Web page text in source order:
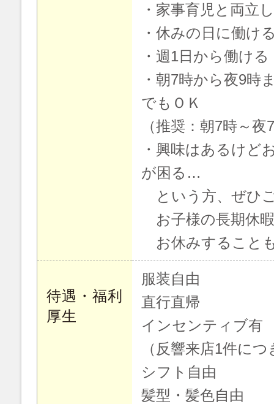
・家事育児と両立
・休みの日に働け
・週1日から働ける
・朝7時から夜9時
でもＯＫ
（推奨：朝7時～夜
・興味はあるけど
が困る…
という方、ぜひ
お子様の長期休
お休みすること
待遇・福利
厚生
服装自由
直行直帰
インセンティブ有
（反響来店1件に
シフト自由
髪型・髪色自由